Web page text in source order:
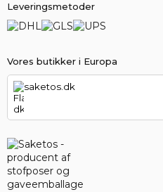
Vores butikker i Europa
saketos.dk
Leveringsmetoder